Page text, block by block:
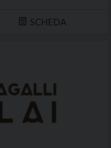
SCHEDA